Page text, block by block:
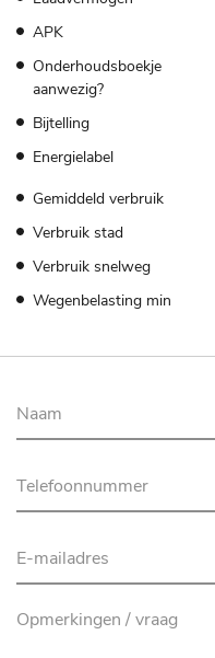
APK
Onderhoudsboekje
aanwezig?
Bijtelling
Energielabel
Gemiddeld verbruik
Verbruik stad
Verbruik snelweg
Wegenbelasting min